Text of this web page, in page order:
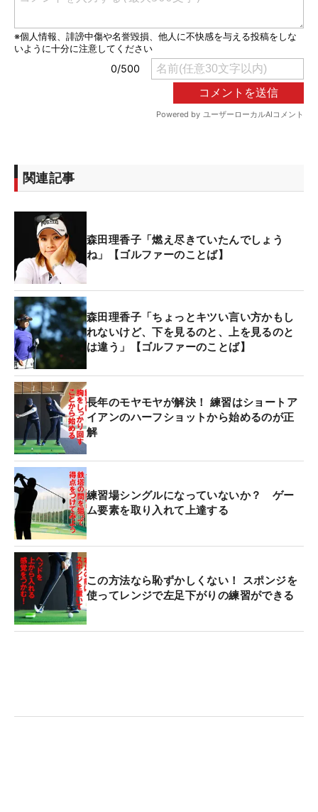
関連記事
森田理香子「燃え尽きていたんでしょう
ね」【ゴルファーのことば】
森田理香子「ちょっとキツい言い方かもし
れないけど、下を見るのと、上を見るのと
は違う」【ゴルファーのことば】
長年のモヤモヤが解決！ 練習はショートア
イアンのハーフショットから始めるのが正
解
練習場シングルになっていないか？ ゲー
ム要素を取り入れて上達する
この方法なら恥ずかしくない！ スポンジを
使ってレンジで左足下がりの練習ができる